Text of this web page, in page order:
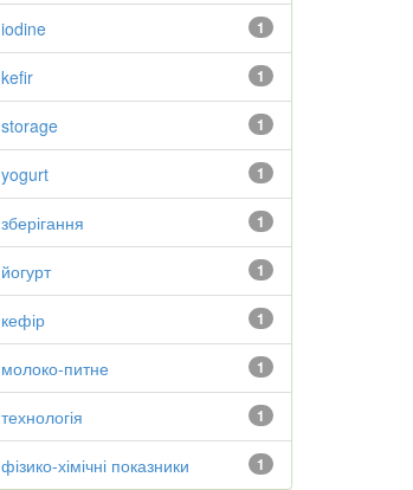
1
iodine
1
kefir
1
storage
1
yogurt
1
зберігання
1
йогурт
1
кефір
1
молоко-питне
1
технологія
1
фізико-хімічні показники